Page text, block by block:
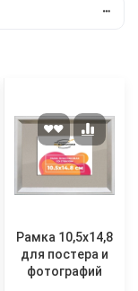
Рамка 10,5x14,8
для постера и
фотографий